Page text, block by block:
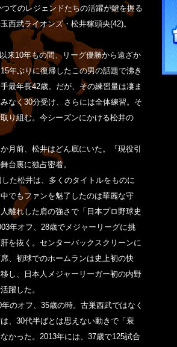
てのレジェンドたちの活躍が鍵を握る
西武ライオンズ・松井稼頭央(42)。
来10年もの間、リーグ優勝から遠ざか
年ぶりに復帰したこの男の話題で沸き
最年長42歳。だが、その練習量は凄ま
なく30分受け、さらには全体練習。そ
り組む。今シーズンにかける松井の
月前、松井はどん底にいた。『現役引
台裏に独占密着。
た松井は、多くのタイトルをものに
でもファンを魅了したのは華麗な守
離れした肩の強さで「日本プロ野球史
年オフ、28歳でメジャーリーグに挑
を抜く。センターバックスクリーンに
、初球でのホームランは史上初の快
し、日本人メジャーリーガー初の内野
躍した。
のオフ、35歳の時。古巣西武ではなく
、30代半ばとは思えない動きで「衰
かった。2013年には、37歳で125試合